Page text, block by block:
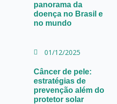
panorama da
doença no Brasil e
no mundo
01/12/2025
Câncer de pele:
estratégias de
prevenção além do
protetor solar